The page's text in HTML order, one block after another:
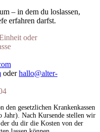
– in dem du loslassen,
erfahren darfst.
oder
oderhallo@alter-
gesetzlichen Krankenkassen
Jahr). Nach Kursende stellen wir
du dir die Kosten von der